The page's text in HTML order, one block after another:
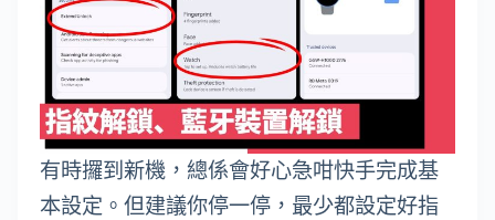
有時攞到新機，總係會好心急咁快手完成基
本設定。但建議你停一停，最少都設定好指